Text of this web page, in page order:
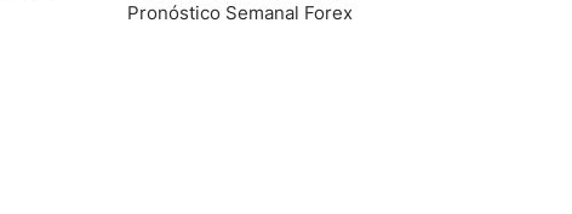
Pronóstico Semanal Forex